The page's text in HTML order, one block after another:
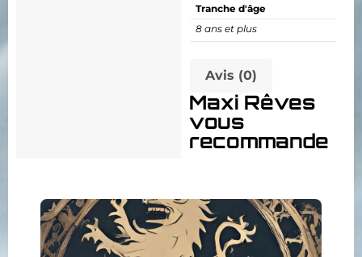
Tranche d'âge
8 ans et plus
Avis (0)
Maxi Rêves
vous
recommande
Collectionnez, assemblez,